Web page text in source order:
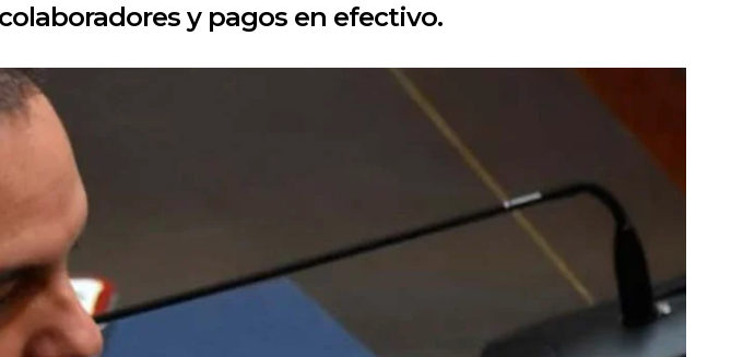
y pagos en efectivo.